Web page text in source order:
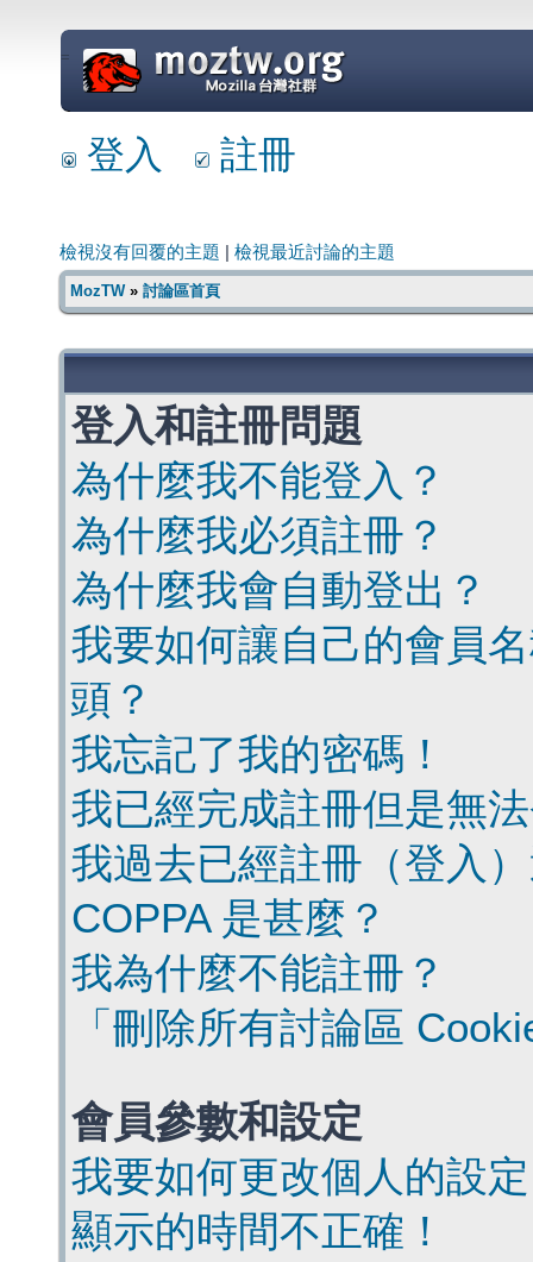
=
登入 註冊
檢視沒有回覆的主題 檢視最近討論的主題
MozTW» 討論區首頁
登入和註冊問題
為什麼我不能登入？
為什麼我必須註冊？
為什麼我會自動登出？
我要如何讓自己的會員
頭？
我忘記了我的密碼！
我已經完成註冊但是無
我過去已經註冊（登入
COPPA 是甚麼？
我為什麼不能註冊？
「刪除所有討論區
會員參數和設定
我要如何更改個人的設
顯示的時間不正確！